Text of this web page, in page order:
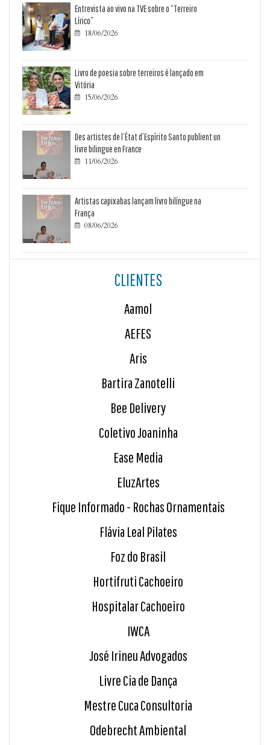
Entrevista ao vivo na TVE sobre o “Terreiro
Lírico”
 18/06/2026
Livro de poesia sobre terreiros é lançado em
Vitória
 15/06/2026
Des artistes de l’État d’Espírito Santo publient un
livre bilingue en France
 11/06/2026
Artistas capixabas lançam livro bilíngue na
França
 08/06/2026
CLIENTES
Aamol
AEFES
Aris
Bartira Zanotelli
Bee Delivery
Coletivo Joaninha
Ease Media
EluzArtes
Fique Informado - Rochas Ornamentais
Flávia Leal Pilates
Foz do Brasil
Hortifruti Cachoeiro
Hospitalar Cachoeiro
IWCA
José Irineu Advogados
Livre Cia de Dança
Mestre Cuca Consultoria
Odebrecht Ambiental